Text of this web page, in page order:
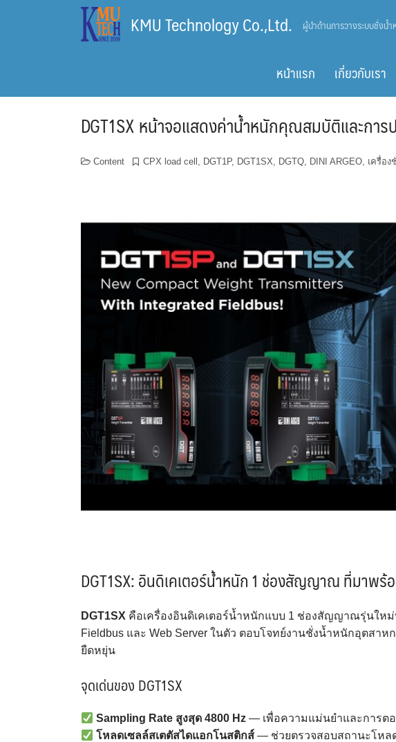
KMU Technology Co.,Ltd. ผู้นำด้านการวางระบบชั่งน้
หน้าแรก เกี่ยวกับเรา
DGT1SX หน้าจอแสดงค่าน้ำหนักคุณสมบัติและการ
Content CPX load cell , DGT1P, DGT1SX, DGTQ, DINI ARGEO, เครื่อง
DGT1SX: อินดิเคเตอร์น้ำหนัก 1 ช่องสัญญาณ ที่มาพร้
DGT1SX คือเครื่องอินดิเคเตอร์น้ำหนักแบบ 1 ช่องสัญญาณรุ่นให
Fieldbus และ Web Server ในตัว ตอบโจทย์งานชั่งน้ำหนักอุตสา
ยืดหยุ่น
จุดเด่นของ DGT1SX
Sampling Rate สูงสุด 4800 Hz — เพื่อความแม่นยำและการตอ
โหลดเซลล์สเตตัสไดแอกโนสติกส์ — ช่วยตรวจสอบสถานะโหล